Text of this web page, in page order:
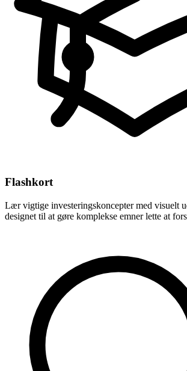
Flashkort
Lær vigtige investeringskoncepter med visuelt
designet til at gøre komplekse emner lette at